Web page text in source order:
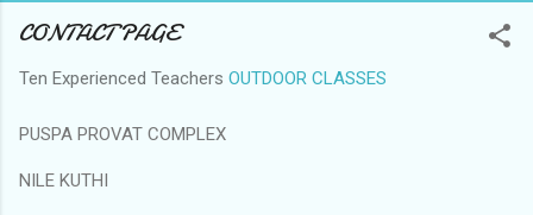
CONTACT PAGE
Ten Experienced Teachers OUTDOOR CLASSES
PUSPA PROVAT COMPLEX
NILE KUTHI